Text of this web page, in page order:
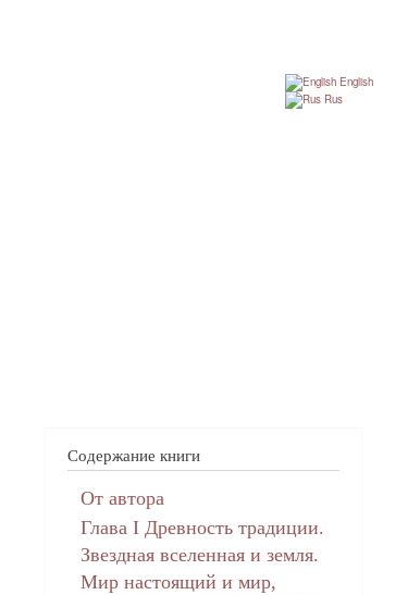
English
Rus
Содержание книги
От автора
Глава I Древность традиции.
Звездная вселенная и земля.
Мир настоящий и мир,